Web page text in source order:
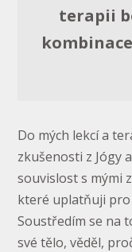
terapii
Do mých lekcí a
zkušenosti z Jógy
souvislost s mými
které uplatňuji pro
Soustředím se na
své tělo, věděl,